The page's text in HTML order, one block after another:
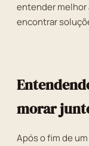
entender melhor
encontrar
morar
Após o fim de